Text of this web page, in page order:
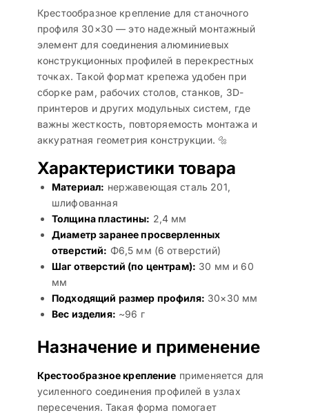
Крестообразное крепление для станочного
профиля 30×30 — это надежный монтажный
элемент для соединения алюминиевых
конструкционных профилей в перекрестных
точках. Такой формат крепежа удобен при
сборке рам, рабочих столов, станков, 3D-
принтеров и других модульных систем, где
важны жесткость, повторяемость монтажа и
аккуратная геометрия конструкции. 🔩
Характеристики товара
Материал: нержавеющая сталь 201,
шлифованная
Толщина пластины: 2,4 мм
Диаметр заранее просверленных
отверстий: Φ6,5 мм (6 отверстий)
Шаг отверстий (по центрам): 30 мм и 60
мм
Подходящий размер профиля: 30×30 мм
Вес изделия: ~96 г
Назначение и применение
Крестообразное крепление применяется для
усиленного соединения профилей в узлах
пересечения. Такая форма помогает